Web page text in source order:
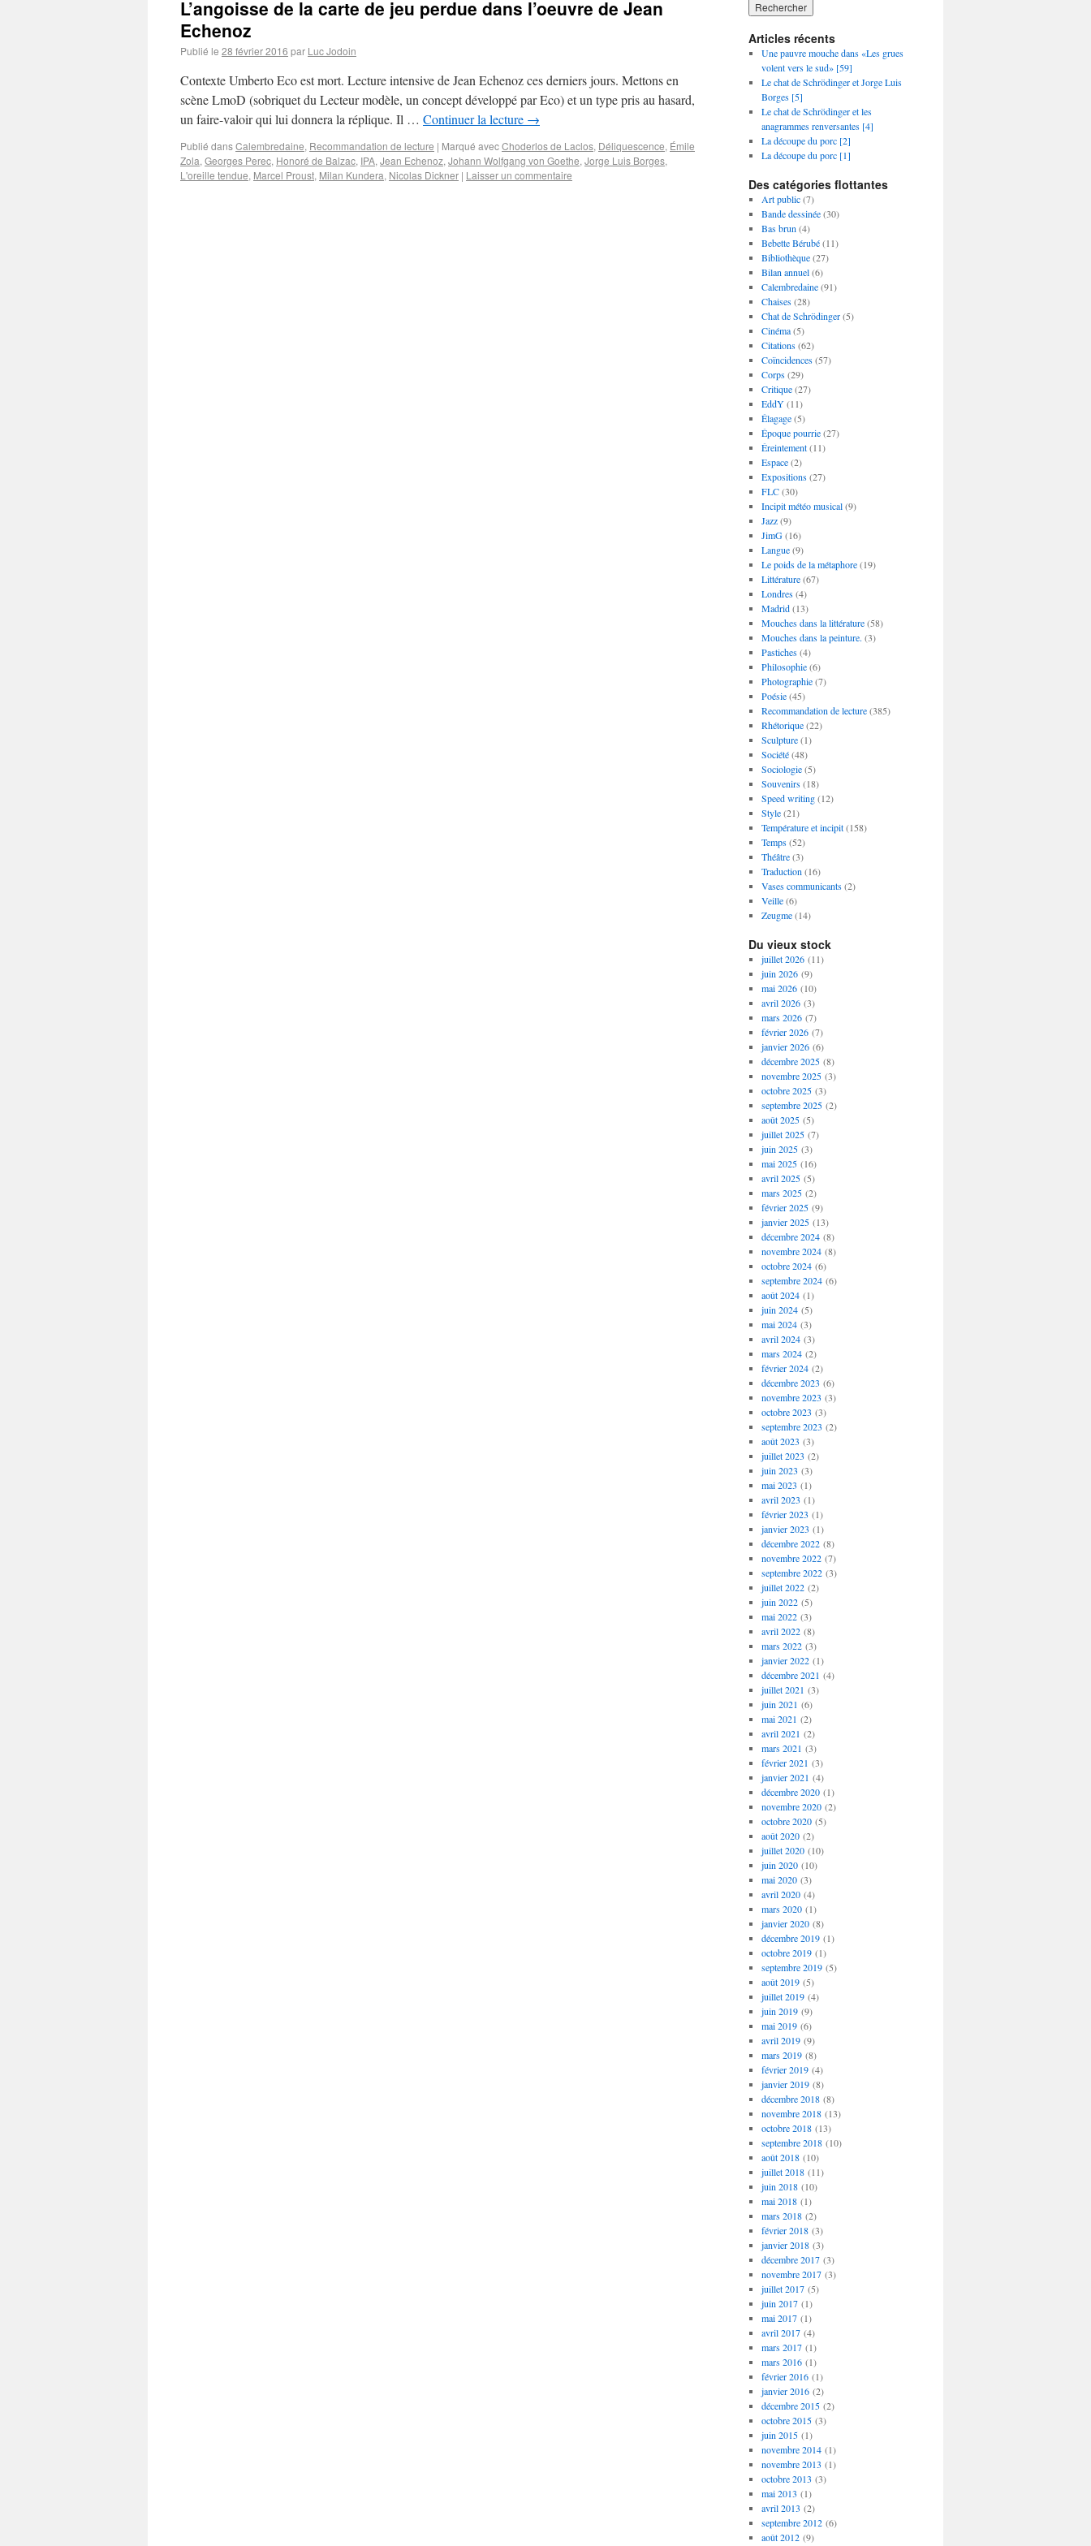
L’angoisse de la carte de jeu perdue dans l’oeuvre de Jean
Echenoz
Publié le 28 février 2016 par Luc Jodoin
Contexte Umberto Eco est mort. Lecture intensive de Jean Echenoz ces derniers jours. Mettons en
scène LmoD (sobriquet du Lecteur modèle, un concept développé par Eco) et un type pris au hasard,
un faire-valoir qui lui donnera la réplique. Il … Continuer la lecture →
Publié dansCalembredaine, Recommandation de lecture | Marqué avecChoderlos de Laclos, Déliquescence, Émile
Zola, Georges Perec, Honoré de Balzac, IPA, Jean Echenoz, Johann Wolfgang von Goethe, Jorge Luis Borges,
L'oreille tendue, Marcel Proust, Milan Kundera, Nicolas Dickner | Laisser un commentaire
Articles récents
Une pauvre mouche dans «Les grues
volent vers le sud» [59]
Le chat de Schrödinger et Jorge Luis
Borges [5]
Le chat de Schrödinger et les
anagrammes renversantes [4]
La découpe du porc [2]
La découpe du porc [1]
Des catégories flottantes
Art public(7)
Bande dessinée(30)
Bas brun (4)
Bebette Bérubé(11)
Bibliothèque(27)
Bilan annuel(6)
Calembredaine(91)
Chaises(28)
Chat de Schrödinger(5)
Cinéma(5)
Citations(62)
Coïncidences(57)
Corps(29)
Critique(27)
EddY(11)
Élagage(5)
Époque pourrie(27)
Éreintement(11)
Espace(2)
Expositions(27)
FLC(30)
Incipit météo musical(9)
Jazz(9)
JimG(16)
Langue(9)
Le poids de la métaphore(19)
Littérature(67)
Londres(4)
Madrid(13)
Mouches dans la littérature(58)
Mouches dans la peinture. (3)
Pastiches(4)
Philosophie(6)
Photographie(7)
Poésie(45)
Recommandation de lecture(385)
Rhétorique(22)
Sculpture(1)
Société(48)
Sociologie(5)
Souvenirs(18)
Speed writing(12)
Style(21)
Température et incipit(158)
Temps(52)
Théâtre(3)
Traduction (16)
Vases communicants(2)
Veille(6)
Zeugme(14)
Du vieux stock
juillet 2026(11)
juin 2026(9)
mai 2026(10)
avril 2026(3)
mars 2026(7)
février 2026(7)
janvier 2026(6)
décembre 2025(8)
novembre 2025(3)
octobre 2025(3)
septembre 2025(2)
août 2025(5)
juillet 2025(7)
juin 2025(3)
mai 2025(16)
avril 2025(5)
mars 2025(2)
février 2025(9)
janvier 2025(13)
décembre 2024(8)
novembre 2024(8)
octobre 2024(6)
septembre 2024(6)
août 2024(1)
juin 2024(5)
mai 2024(3)
avril 2024(3)
mars 2024(2)
février 2024(2)
décembre 2023 (6)
novembre 2023 (3)
octobre 2023 (3)
septembre 2023 (2)
août 2023 (3)
juillet 2023 (2)
juin 2023 (3)
mai 2023 (1)
avril 2023 (1)
février 2023 (1)
janvier 2023 (1)
décembre 2022(8)
novembre 2022(7)
septembre 2022(3)
juillet 2022(2)
juin 2022(5)
mai 2022(3)
avril 2022(8)
mars 2022(3)
janvier 2022(1)
décembre 2021 (4)
juillet 2021 (3)
juin 2021 (6)
mai 2021 (2)
avril 2021 (2)
mars 2021 (3)
février 2021 (3)
janvier 2021 (4)
décembre 2020(1)
novembre 2020(2)
octobre 2020(5)
août 2020(2)
juillet 2020(10)
juin 2020(10)
mai 2020(3)
avril 2020(4)
mars 2020(1)
janvier 2020(8)
décembre 2019(1)
octobre 2019(1)
septembre 2019(5)
août 2019(5)
juillet 2019(4)
juin 2019(9)
mai 2019(6)
avril 2019(9)
mars 2019(8)
février 2019(4)
janvier 2019(8)
décembre 2018(8)
novembre 2018(13)
octobre 2018(13)
septembre 2018(10)
août 2018(10)
juillet 2018(11)
juin 2018(10)
mai 2018(1)
mars 2018(2)
février 2018(3)
janvier 2018(3)
décembre 2017(3)
novembre 2017(3)
juillet 2017(5)
juin 2017(1)
mai 2017(1)
avril 2017(4)
mars 2017(1)
mars 2016(1)
février 2016(1)
janvier 2016(2)
décembre 2015(2)
octobre 2015(3)
juin 2015(1)
novembre 2014(1)
novembre 2013 (1)
octobre 2013 (3)
mai 2013 (1)
avril 2013 (2)
septembre 2012(6)
août 2012(9)